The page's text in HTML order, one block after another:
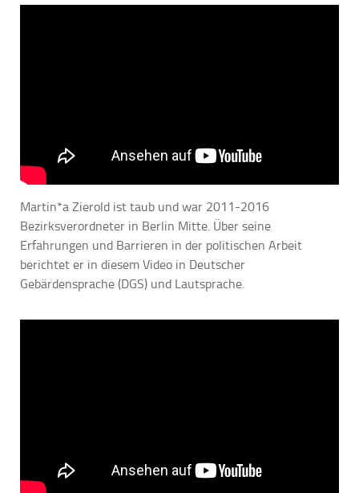
Martin*a Zierold ist taub und war 2011-2016
Bezirksverordneter in Berlin Mitte. Über seine
Erfahrungen und Barrieren in der politischen Arbeit
berichtet er in diesem Video in Deutscher
Gebärdensprache (DGS) und Lautsprache.